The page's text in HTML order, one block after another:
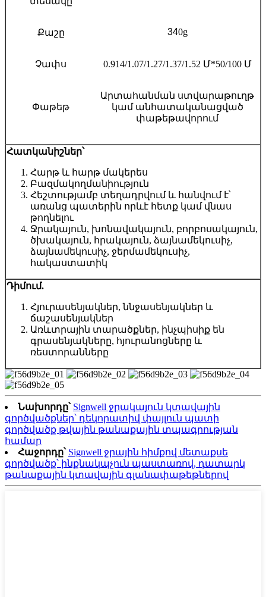
Քաշը 340g
Չափս 0.914/1.07/1.27/1.37/1.52 Մ*50/100 Մ
Փաթեթ
Արտահանման ստվարաթուղթ
կամ անհատականացված
փաթեթավորում
Հատկանիշներ՝
Հարթ և հարթ մակերես
Բազմակողմանիություն
Հեշտությամբ տեղադրվում և հանվում է՝
առանց պատերին որևէ հետք կամ վնաս
թողնելու
Ջրակայուն, խոնավակայուն, բորբոսակայուն,
ծխակայուն, հրակայուն, ձայնամեկուսիչ,
ձայնամեկուսիչ, ջերմամեկուսիչ,
հակաստատիկ
Դիմում.
Հյուրասենյակներ, ննջասենյակներ և
ճաշասենյակներ
Առևտրային տարածքներ, ինչպիսիք են
գրասենյակները, հյուրանոցները և
ռեստորանները
Նախորդը՝ Signwell ջրակայուն կտավային
գործվածքներ՝ դեկորատիվ փայլուն պատի
գործվածք թվային թանաքային տպագրության
համար
Հաջորդը՝ Signwell ջրային հիմքով մետաքսե
գործվածք՝ ինքնակպչուն պաստառով, դատարկ
թանաքային կտավային գլանափաթեթներով